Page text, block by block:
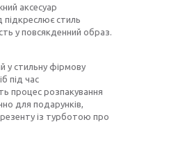
аксесуар
підкреслює стиль
у повсякденний образ.
у стильну фірмову
під час
процес розпакування
для подарунків,
із турботою про